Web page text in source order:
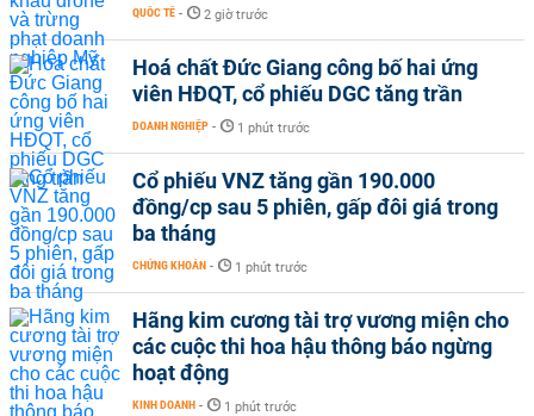
QUỐC TẾ - 2 giờ trước
Hoá chất Đức Giang công bố hai ứng
viên HĐQT, cổ phiếu DGC tăng trần
DOANH NGHIỆP - 1 phút trước
Cổ phiếu VNZ tăng gần 190.000
đồng/cp sau 5 phiên, gấp đôi giá trong
ba tháng
CHỨNG KHOÁN - 1 phút trước
Hãng kim cương tài trợ vương miện cho
các cuộc thi hoa hậu thông báo ngừng
hoạt động
KINH DOANH - 1 phút trước